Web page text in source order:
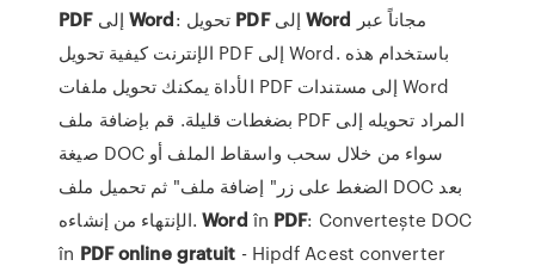
PDF
إلىWord PDF إلىWord
الإنترنت كيفية تحويل PDF إلى Word. باستخدام هذه
الأداة يمكنك تحويل ملفات PDF إلى مستندات Word
بضغطات قليلة. قم بإضافة ملف PDF المراد تحويله إلى
صيغة DOC سواء من خلال سحب واسقاط الملف أو
الضغط على زر" إضافة ملف" ثم تحميل ملف DOC بعد
الإنتهاء من إنشاءه.Word în PDF: Convertește DOC
în PDFonline gratuit - Hipdf Acest converter